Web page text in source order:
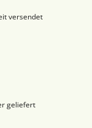
versendet
geliefert